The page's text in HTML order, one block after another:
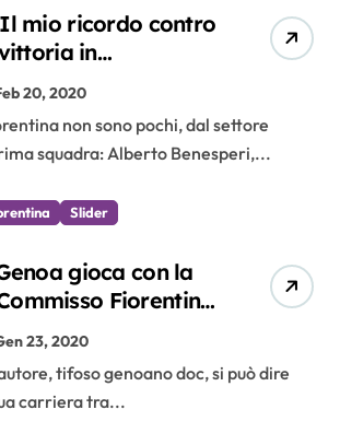
mio ricordo contro
in
Non avevamo
poi…””
20, 2020
squadra: Alberto Benesperi,...
Slider
gioca con la
Fiorentina
grande futuro”
23, 2020
carriera tra...